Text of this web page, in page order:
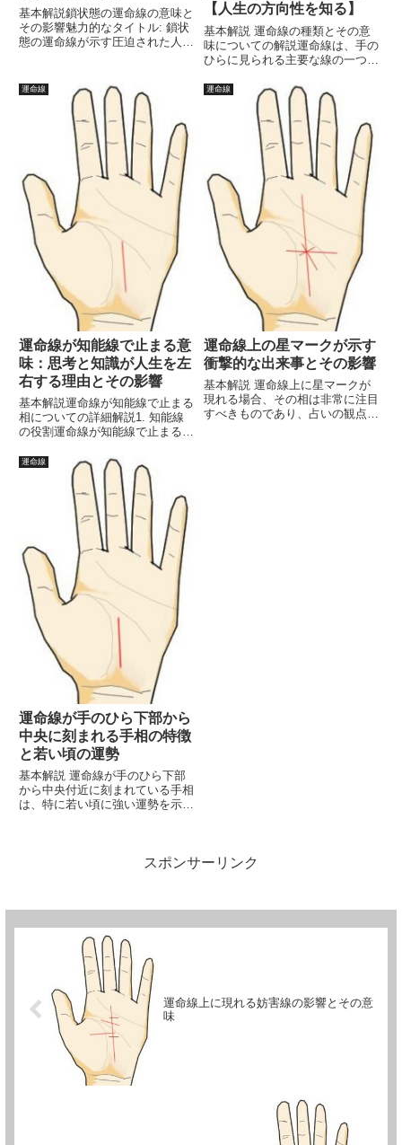
基本解説鎖状態の運命線の意味と
その影響魅力的なタイトル: 鎖状
態の運命線が示す圧迫された人生
や運勢を示す重要な要素の一つで
す。特に「鎖状態」の運命線は、
その形状から持ち主の人生にお...
【人生の方向性を知る】
基本解説 運命線の種類とその意
味についての解説運命線は、手の
ひらに見られる主要な線の一つで
き道を示す線として古くから知ら
れています。この線は手相におい
て、個人の職業やキャリアの運勢
を表すことが多く、人生の流れ
運命線
運命線が知能線で止まる意
味：思考と知識が人生を左
右する理由とその影響
基本解説運命線が知能線で止まる
相についての詳細解説1. 知能線
の役割運命線が知能線で止まる場
影響が強調されます。知能線は、
思考力、分析力、判断力、コミュ
ニケーション能力を示し、知識や
学びの深さを反映します。この...
運命線
運命線上の星マークが示す
衝撃的な出来事とその影響
基本解説 運命線上に星マークが
現れる場合、その相は非常に注目
すべきものであり、占いの観点か
運命線
運命線が手のひら下部から
中央に刻まれる手相の特徴
と若い頃の運勢
基本解説 運命線が手のひら下部
から中央付近に刻まれている手相
は、特に若い頃に強い運勢を示し
来的にもさらなる成長や発展が期スポンサーリンク
運命線上に現れる妨害線の影響とその意
味